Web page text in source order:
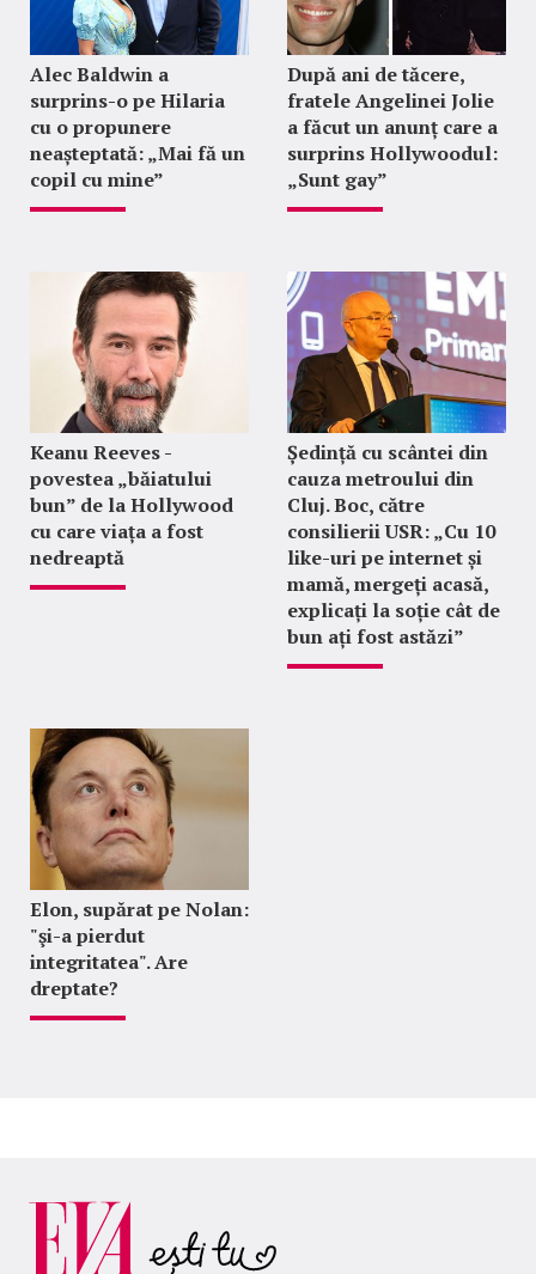
Alec Baldwin a
surprins-o pe Hilaria
cu o propunere
neașteptată: „Mai fă un
copil cu mine”
După ani de tăcere,
fratele Angelinei Jolie
a făcut un anunț care a
surprins Hollywoodul:
„Sunt gay”
Keanu Reeves -
povestea „băiatului
bun” de la Hollywood
cu care viața a fost
nedreaptă
Ședință cu scântei din
cauza metroului din
Cluj. Boc, către
consilierii USR: „Cu 10
like-uri pe internet și
mamă, mergeți acasă,
explicați la soție cât de
bun ați fost astăzi”
Elon, supărat pe Nolan:
"şi-a pierdut
integritatea". Are
dreptate?